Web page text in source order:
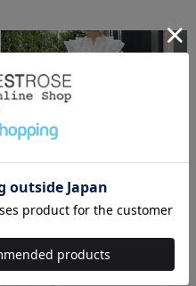
AND COUTURE（アンド クチュール）